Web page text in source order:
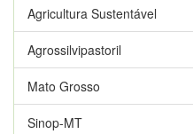
Agricultura Sustentável
Agrossilvipastoril
Mato Grosso
Sinop-MT